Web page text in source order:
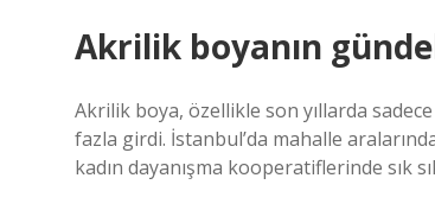
Akrilik boyanın
Akrilik boya, özellikle son yıllarda
fazla girdi. İstanbul’da mahalle
kadın dayanışma kooperatiflerinde sık